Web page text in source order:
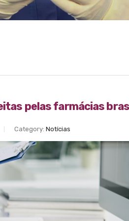
pelas farmácias
Category: Notícias